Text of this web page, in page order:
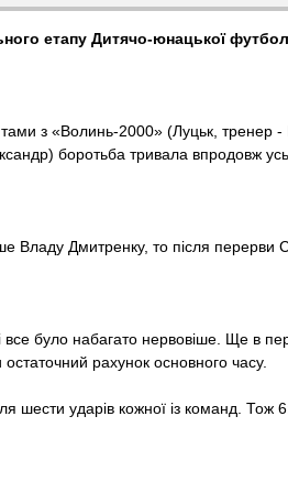
етапу Дитячо-юнацької
з «Волинь-2000» (Луцьк, тренер
боротьба тривала впродовж
Владу Дмитренку, то після перерви
було набагато нервовіше. Ще в
рахунок основного часу.
шести ударів кожної із команд. Тож